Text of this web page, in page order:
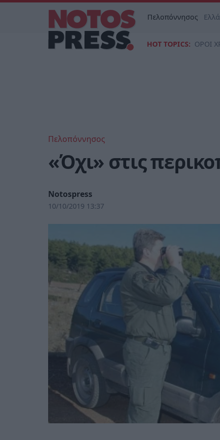
Πελοπόννησος
HOT TOPICS: ΟΡΟΙ
Πελοπόννησος
«Όχι» στις
Notospress
10/10/2019 13:37